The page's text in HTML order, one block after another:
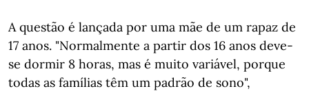
A questão é lançada por uma mãe de um rapaz de
17 anos. "Normalmente a partir dos 16 anos deve-
se dormir 8 horas, mas é muito variável, porque
todas as famílias têm um padrão de sono",